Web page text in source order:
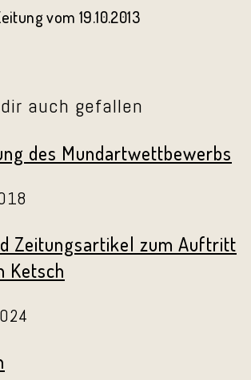
vom 19.10.2013
auch gefallen
des Mundartwettbewerbs
Zeitungsartikel zum Auftritt
Ketsch